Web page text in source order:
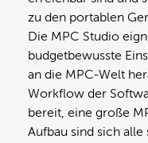
zu den portablen
Die MPC Studio
budgetbewusste
an die MPC-Welt
Workflow der
bereit, eine große
Aufbau sind sich